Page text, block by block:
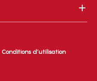
Conditions d’utilisation